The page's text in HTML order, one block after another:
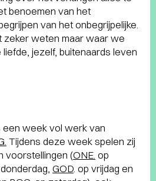
benoemen van het
van het onbegrijpelijke.
zeker weten maar waar we
jezelf, buitenaards leven
een week vol werk van
Tijdens deze week spelen zij
voorstellingen (ONE. op
GOD . op vrijdag en